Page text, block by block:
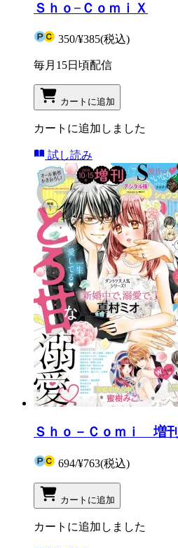
Ｓｈｏ−ＣｏｍｉＸ
350/¥385(税込)
毎月15日頃配信
カートに追加
カートに追加しました
試し読み
Ｓｈｏ－Ｃｏｍｉ 増刊
694/¥763(税込)
カートに追加
カートに追加しました